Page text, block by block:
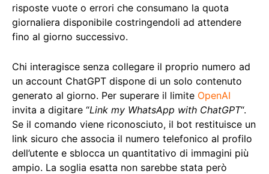
risposte vuote o errori che consumano la quota
giornaliera disponibile costringendoli ad attendere
fino al giorno successivo.
Chi interagisce senza collegare il proprio numero ad
un account ChatGPT dispone di un solo contenuto
generato al giorno. Per superare il limite OpenAI
invita a digitare “Link my WhatsApp with ChatGPT“.
Se il comando viene riconosciuto, il bot restituisce un
link sicuro che associa il numero telefonico al profilo
dell’utente e sblocca un quantitativo di immagini più
ampio. La soglia esatta non sarebbe stata però